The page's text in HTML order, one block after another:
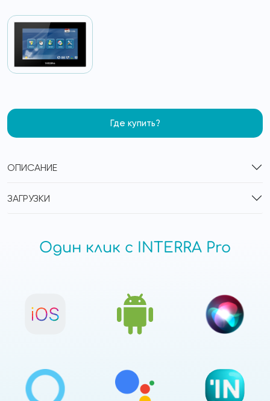
Где купить?
ОПИСАНИЕ
ЗАГРУЗКИ
Один клик с INTERRA Pro